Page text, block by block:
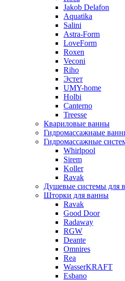
Jakob Delafon
Aquatika
Salini
Astra-Form
LoveForm
Roxen
Veconi
Riho
Эстет
UMY-home
Holbi
Canterno
Treesse
Квариловые ванны
Гидромассажнаые
Гидромассажные
Whirlpool
Sirem
Koller
Ravak
Душевые системы для
Шторки для ванны
Ravak
Good Door
Radaway
RGW
Deante
Omnires
Rea
WasserKRAFT
Esbano